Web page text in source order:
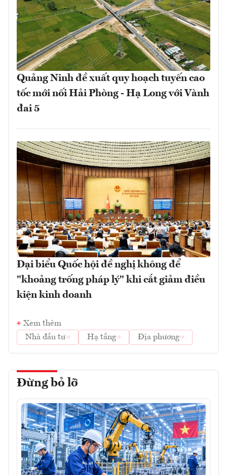
Quảng Ninh đề xuất quy hoạch tuyến cao
tốc mới nối Hải Phòng - Hạ Long với Vành
đai 5
Đại biểu Quốc hội đề nghị không để
"khoảng trống pháp lý" khi cắt giảm điều
kiện kinh doanh
Xem thêm
Nhà đầu tư
Hạ tầng Địa phương
Đừng bỏ lỡ